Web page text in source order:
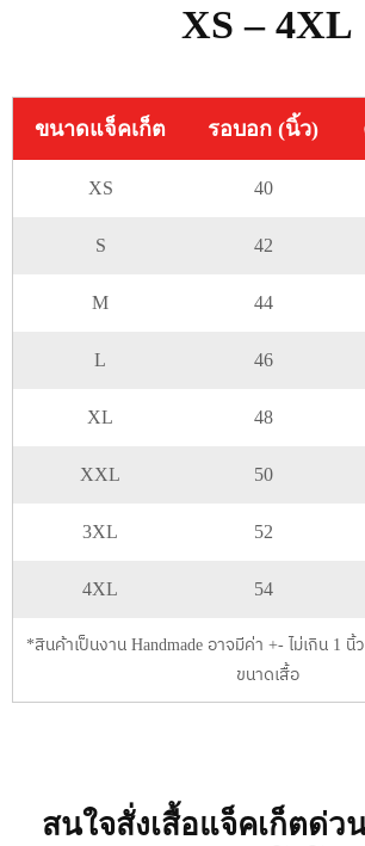
XS – 4XL
ขนาดแจ็คเก็ต รอบอก (นิ้ว)
XS 40
S 42
M 44
L 46
XL 48
XXL 50
3XL 52
4XL 54
*สินค้าเป็นงาน Handmade อาจมีค่า +- ไม่เกิน 1
ขนาดเสื้อ
สนใจสั่งเสื้อแจ็คเก็ตด่ว